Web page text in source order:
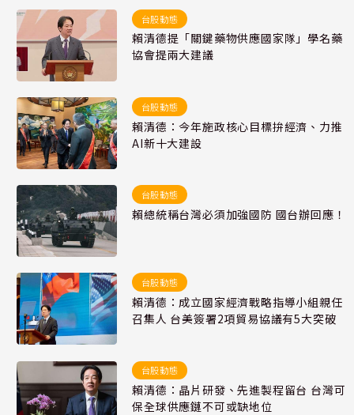
台股動態
賴清德提「關鍵藥物供應國家隊」學名藥
協會提兩大建議
台股動態
賴清德：今年施政核心目標拚經濟、力推
AI新十大建設
台股動態
賴總統稱台灣必須加強國防 國台辦回應！
台股動態
賴清德：成立國家經濟戰略指導小組親任
召集人 台美簽署2項貿易協議有5大突破
台股動態
賴清德：晶片研發、先進製程留台 台灣可
保全球供應鏈不可或缺地位